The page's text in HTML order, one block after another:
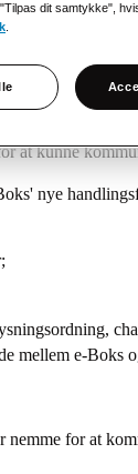
med
at kunne
nye
mellem e-Boks
for at
dit samtykke",